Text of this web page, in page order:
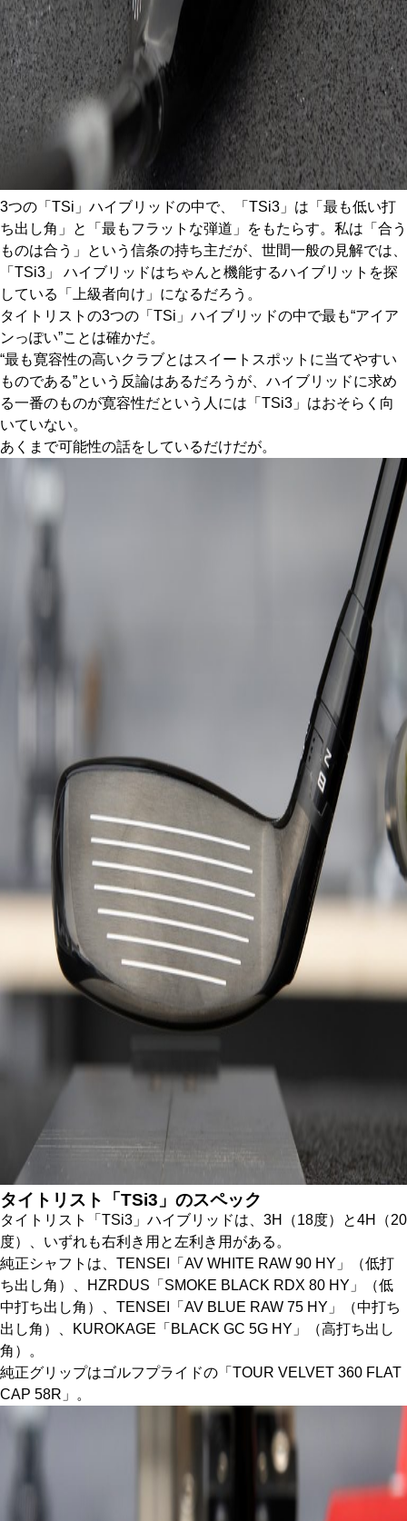
3つの「TSi」ハイブリッドの中で、「TSi3」は「最も低い打
ち出し角」と「最もフラットな弾道」をもたらす。私は「合う
ものは合う」という信条の持ち主だが、世間一般の見解では、
「TSi3」 ハイブリッドはちゃんと機能するハイブリットを探
している「上級者向け」になるだろう。
タイトリストの3つの「TSi」ハイブリッドの中で最も“アイア
ンっぽい”ことは確かだ。
“最も寛容性の高いクラブとはスイートスポットに当てやすい
ものである”という反論はあるだろうが、ハイブリッドに求め
る一番のものが寛容性だという人には「TSi3」はおそらく向
いていない。
あくまで可能性の話をしているだけだが。
タイトリスト「TSi3」のスペック
タイトリスト「TSi3」ハイブリッドは、3H（18度）と4H（20
度）、いずれも右利き用と左利き用がある。
純正シャフトは、TENSEI「AV WHITE RAW 90 HY」（低打
ち出し角）、HZRDUS「SMOKE BLACK RDX 80 HY」（低
中打ち出し角）、TENSEI「AV BLUE RAW 75 HY」（中打ち
出し角）、KUROKAGE「BLACK GC 5G HY」（高打ち出し
角）。
純正グリップはゴルフプライドの「TOUR VELVET 360 FLAT
CAP 58R」。